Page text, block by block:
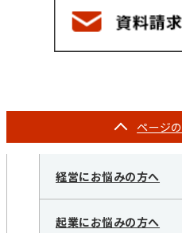
ページの
経営にお悩みの方へ
起業にお悩みの方へ